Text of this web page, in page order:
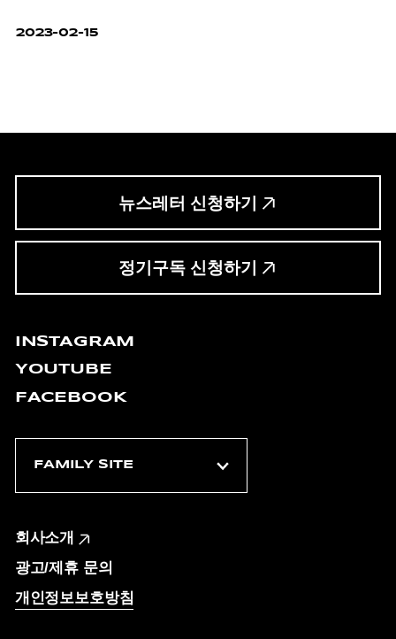
2023-02-15
뉴스레터 신청하기
정기구독 신청하기
INSTAGRAM
YOUTUBE
FACEBOOK
회사소개
광고/제휴 문의
개인정보보호방침